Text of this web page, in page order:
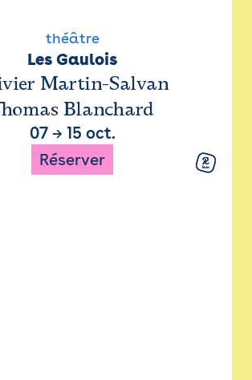
théâtre
Les Gaulois
Martin-Salvan
Blanchard
07→ 15 oct.
Réserver